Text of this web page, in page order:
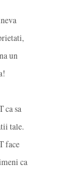
un
ca sa
tale.
face
ca